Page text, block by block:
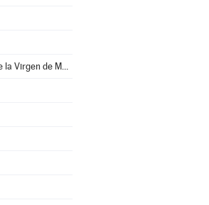
San Martín de la Virgen de Moncayo